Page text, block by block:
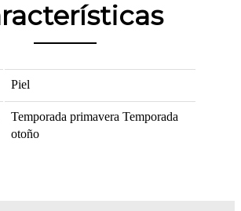
Piel
Temporada primavera Temporada
otoño